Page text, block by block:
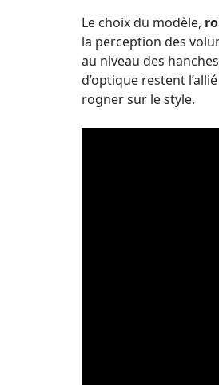
Le choix du modèle,
la perception des
au niveau des
d’optique restent
rogner sur le style.